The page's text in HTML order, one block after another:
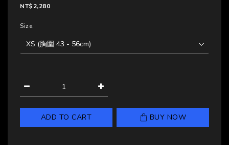
NT$2,280
Size
ADD TO CART BUY NOW